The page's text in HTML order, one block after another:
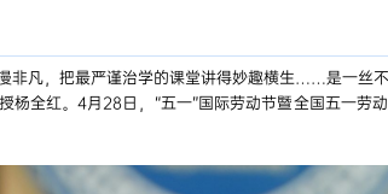
非凡，把最严谨治学的课堂讲得妙趣横生……是一丝
杨全红。4月28日，“五一”国际劳动节暨全国五一劳